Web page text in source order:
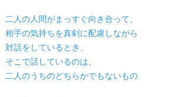
二人の人間がまっすぐ向き合って、
相手の気持ちを真剣に配慮しながら
対話をしているとき、
そこで話しているのは、
二人のうちのどちらかでもないもの